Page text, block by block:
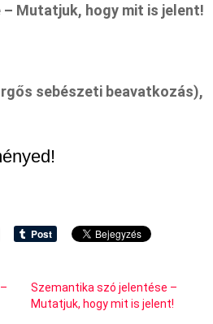
Mutatjuk, hogy mit is jelent!
sebészeti beavatkozás),
Szemantika szó jelentése –
Mutatjuk, hogy mit is jelent!